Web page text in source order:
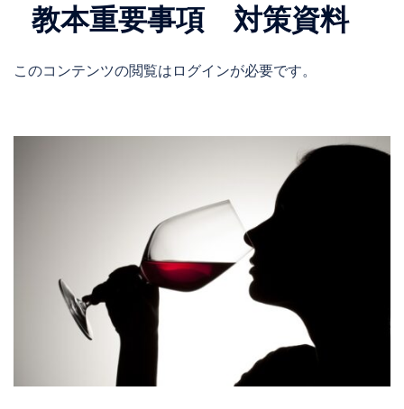
教本重要事項 対策資料
このコンテンツの閲覧はログインが必要です。